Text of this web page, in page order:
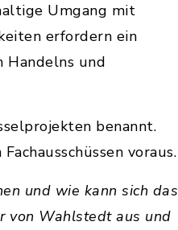
Umgang mit
erfordern ein
Handelns und
benannt.
voraus.
und wie kann sich das
von Wahlstedt aus und